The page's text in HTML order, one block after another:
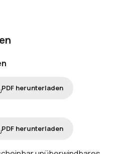
PDF herunterladen
PDF herunterladen